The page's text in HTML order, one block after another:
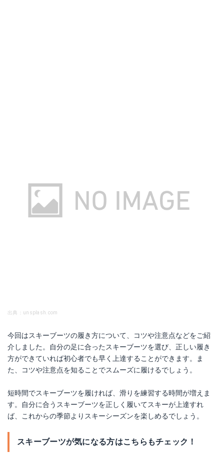
出典：unsplash.com
今回はスキーブーツの履き方について、コツや注意点などをご紹
介しました。自分の足に合ったスキーブーツを選び、正しい履き
方ができていれば初心者でも早く上達することができます。ま
た、コツや注意点を知ることでスムーズに履けるでしょう。
短時間でスキーブーツを履ければ、滑りを練習する時間が増えま
す。自分に合うスキーブーツを正しく履いてスキーが上達すれ
ば、これからの季節よりスキーシーズンを楽しめるでしょう。
スキーブーツが気になる方はこちらもチェック！